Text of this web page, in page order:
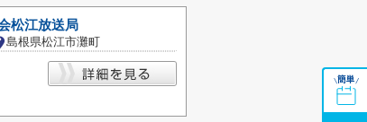
松江放送局
島根県松江市灘町
\簡単/